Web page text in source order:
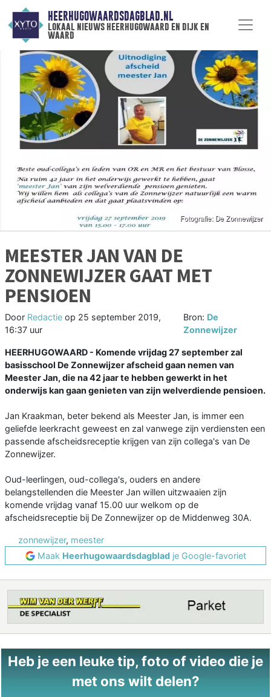
HEERHUGOWAARDSDAGBLAD.NL
lokaal nieuws heerhugowaard en dijk en
waard
MEESTER JAN VAN DE
ZONNEWIJZER GAAT MET
PENSIOEN
Door Redactie op 25 september 2019,
16:37 uur
Bron: De
Zonnewijzer
HEERHUGOWAARD - Komende vrijdag 27 september zal
basisschool De Zonnewijzer afscheid gaan nemen van
Meester Jan, die na 42 jaar te hebben gewerkt in het
onderwijs kan gaan genieten van zijn welverdiende pensioen.
Jan Kraakman, beter bekend als Meester Jan, is immer een
geliefde leerkracht geweest en zal vanwege zijn verdiensten een
passende afscheidsreceptie krijgen van zijn collega's van De
Zonnewijzer.
Oud-leerlingen, oud-collega's, ouders en andere
belangstellenden die Meester Jan willen uitzwaaien zijn
komende vrijdag vanaf 15.00 uur welkom op de
afscheidsreceptie bij De Zonnewijzer op de Middenweg 30A.
zonnewijzer, meester
Maak Heerhugowaardsdagbladje Google-favoriet
Heb je een leuke tip, foto of video die je
met ons wilt delen?